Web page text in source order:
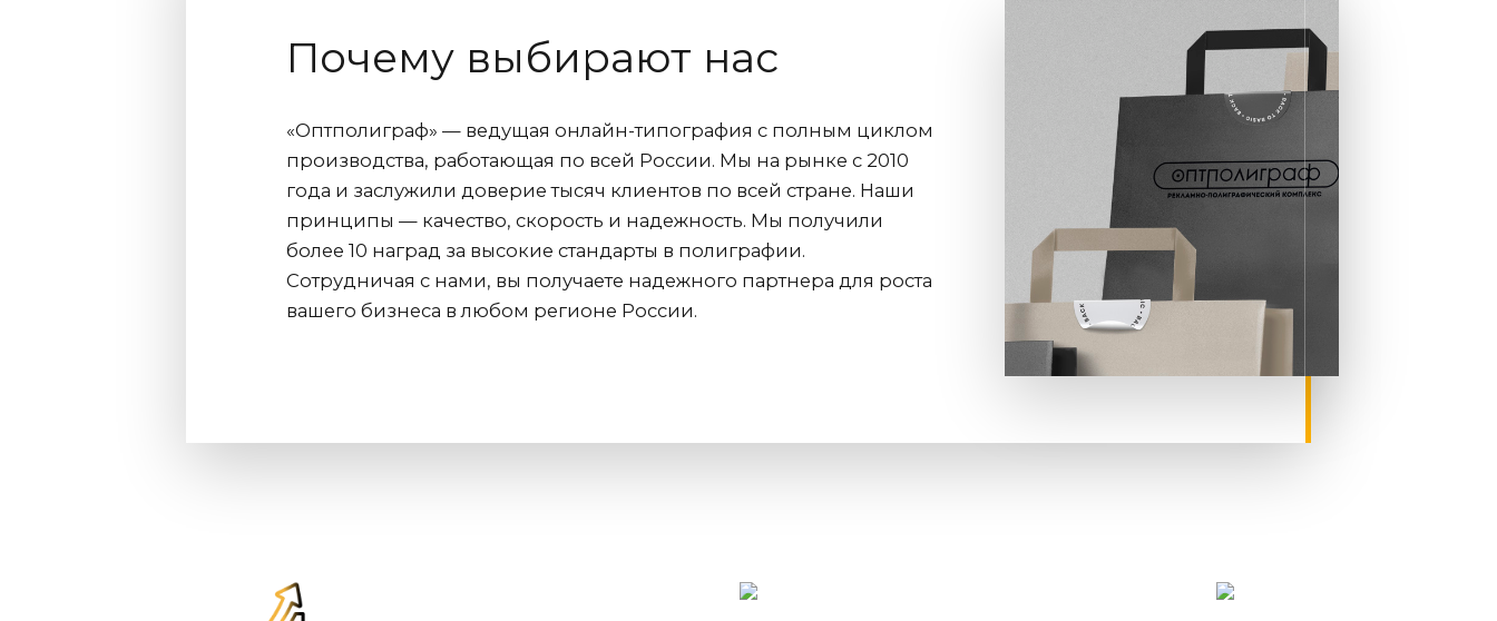
Почему выбирают нас
«Оптполиграф» — ведущая онлайн-типография с полным циклом
производства, работающая по всей России. Мы на рынке с 2010
года и заслужили доверие тысяч клиентов по всей стране. Наши
принципы — качество, скорость и надежность. Мы получили
более 10 наград за высокие стандарты в полиграфии.
Сотрудничая с нами, вы получаете надежного партнера для роста
вашего бизнеса в любом регионе России.